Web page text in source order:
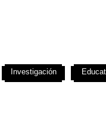
Investigación